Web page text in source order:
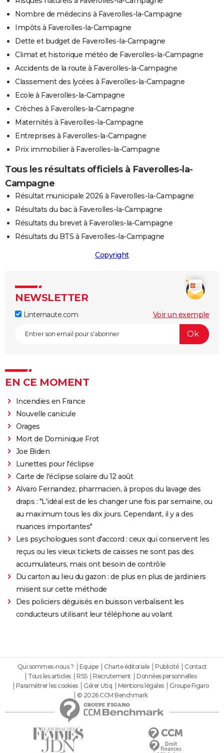
Nombre de médecins à Faverolles-la-Campagne
Impôts à Faverolles-la-Campagne
Dette et budget de Faverolles-la-Campagne
Climat et historique météo de Faverolles-la-Campagne
Accidents de la route à Faverolles-la-Campagne
Classement des lycées à Faverolles-la-Campagne
Ecole à Faverolles-la-Campagne
Crèches à Faverolles-la-Campagne
Maternités à Faverolles-la-Campagne
Entreprises à Faverolles-la-Campagne
Prix immobilier à Faverolles-la-Campagne
Tous les résultats officiels à Faverolles-la-
Campagne
Résultat municipale 2026 à Faverolles-la-Campagne
Résultats du bac à Faverolles-la-Campagne
Résultats du brevet à Faverolles-la-Campagne
Résultats du BTS à Faverolles-la-Campagne
Copyright
NEWSLETTER
Linternaute.com Voir un exemple
EN CE MOMENT
Incendies en France
Nouvelle canicule
Orages
Mort de Dominique Frot
Joe Biden
Lunettes pour l'éclipse
Carte de l'éclipse solaire du 12 août
Alvaro Fernandez, pharmacien, à propos du lavage des
draps : "L'idéal est de les changer une fois par semaine, ou
au maximum tous les dix jours. Cependant, il y a des
nuances importantes"
Les psychologues sont d'accord : ceux qui conservent les
reçus ou les vieux tickets de caisses ne sont pas des
accumulateurs, mais ont besoin de contrôle
Du carton au lieu du gazon : de plus en plus de jardiniers
misent sur cette méthode
Des policiers déguisés en buisson verbalisent les
conducteurs utilisant leur téléphone au volant
Qui sommes-nous ? Equipe Charte éditoriale Publicité
Contact
Tous les articles
RSS Recrutement
Données personnelles
Paramétrer les cookies
Gérer Utiq Mentions légales
Groupe Figaro
© 2026 CCM Benchmark